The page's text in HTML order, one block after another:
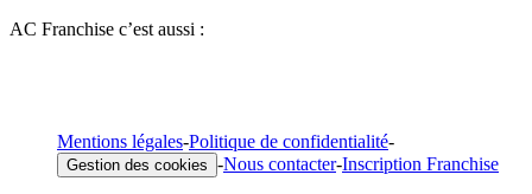
AC Franchise c’est aussi :
Mentions légales-Politique de confidentialité-
Gestion des cookies -Nous contacter-Inscription Franchise